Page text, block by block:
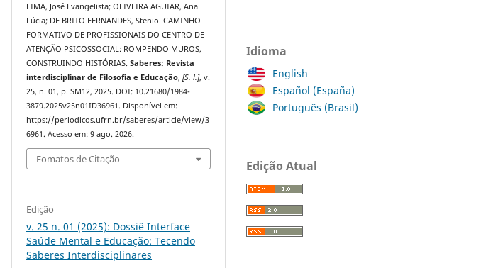
LIMA, José Evangelista; OLIVEIRA AGUIAR, Ana
Lúcia; DE BRITO FERNANDES, Stenio. CAMINHO
FORMATIVO DE PROFISSIONAIS DO CENTRO DE
ATENÇÃO PSICOSSOCIAL: ROMPENDO MUROS,
CONSTRUINDO HISTÓRIAS.Saberes: Revista
interdisciplinar de Filosofia e Educação,[S. l.], v.
25, n. 01, p. SM12, 2025. DOI: 10.21680/1984-
3879.2025v25n01ID36961. Disponível em:
https://periodicos.ufrn.br/saberes/article/view/3
6961. Acesso em: 9 ago. 2026.
Fomatos de Citação
Edição
v. 25 n. 01 (2025): Dossiê Interface
Saúde Mental e Educação: Tecendo
Saberes Interdisciplinares
Idioma
English
Español (España)
Português (Brasil)
Edição Atual